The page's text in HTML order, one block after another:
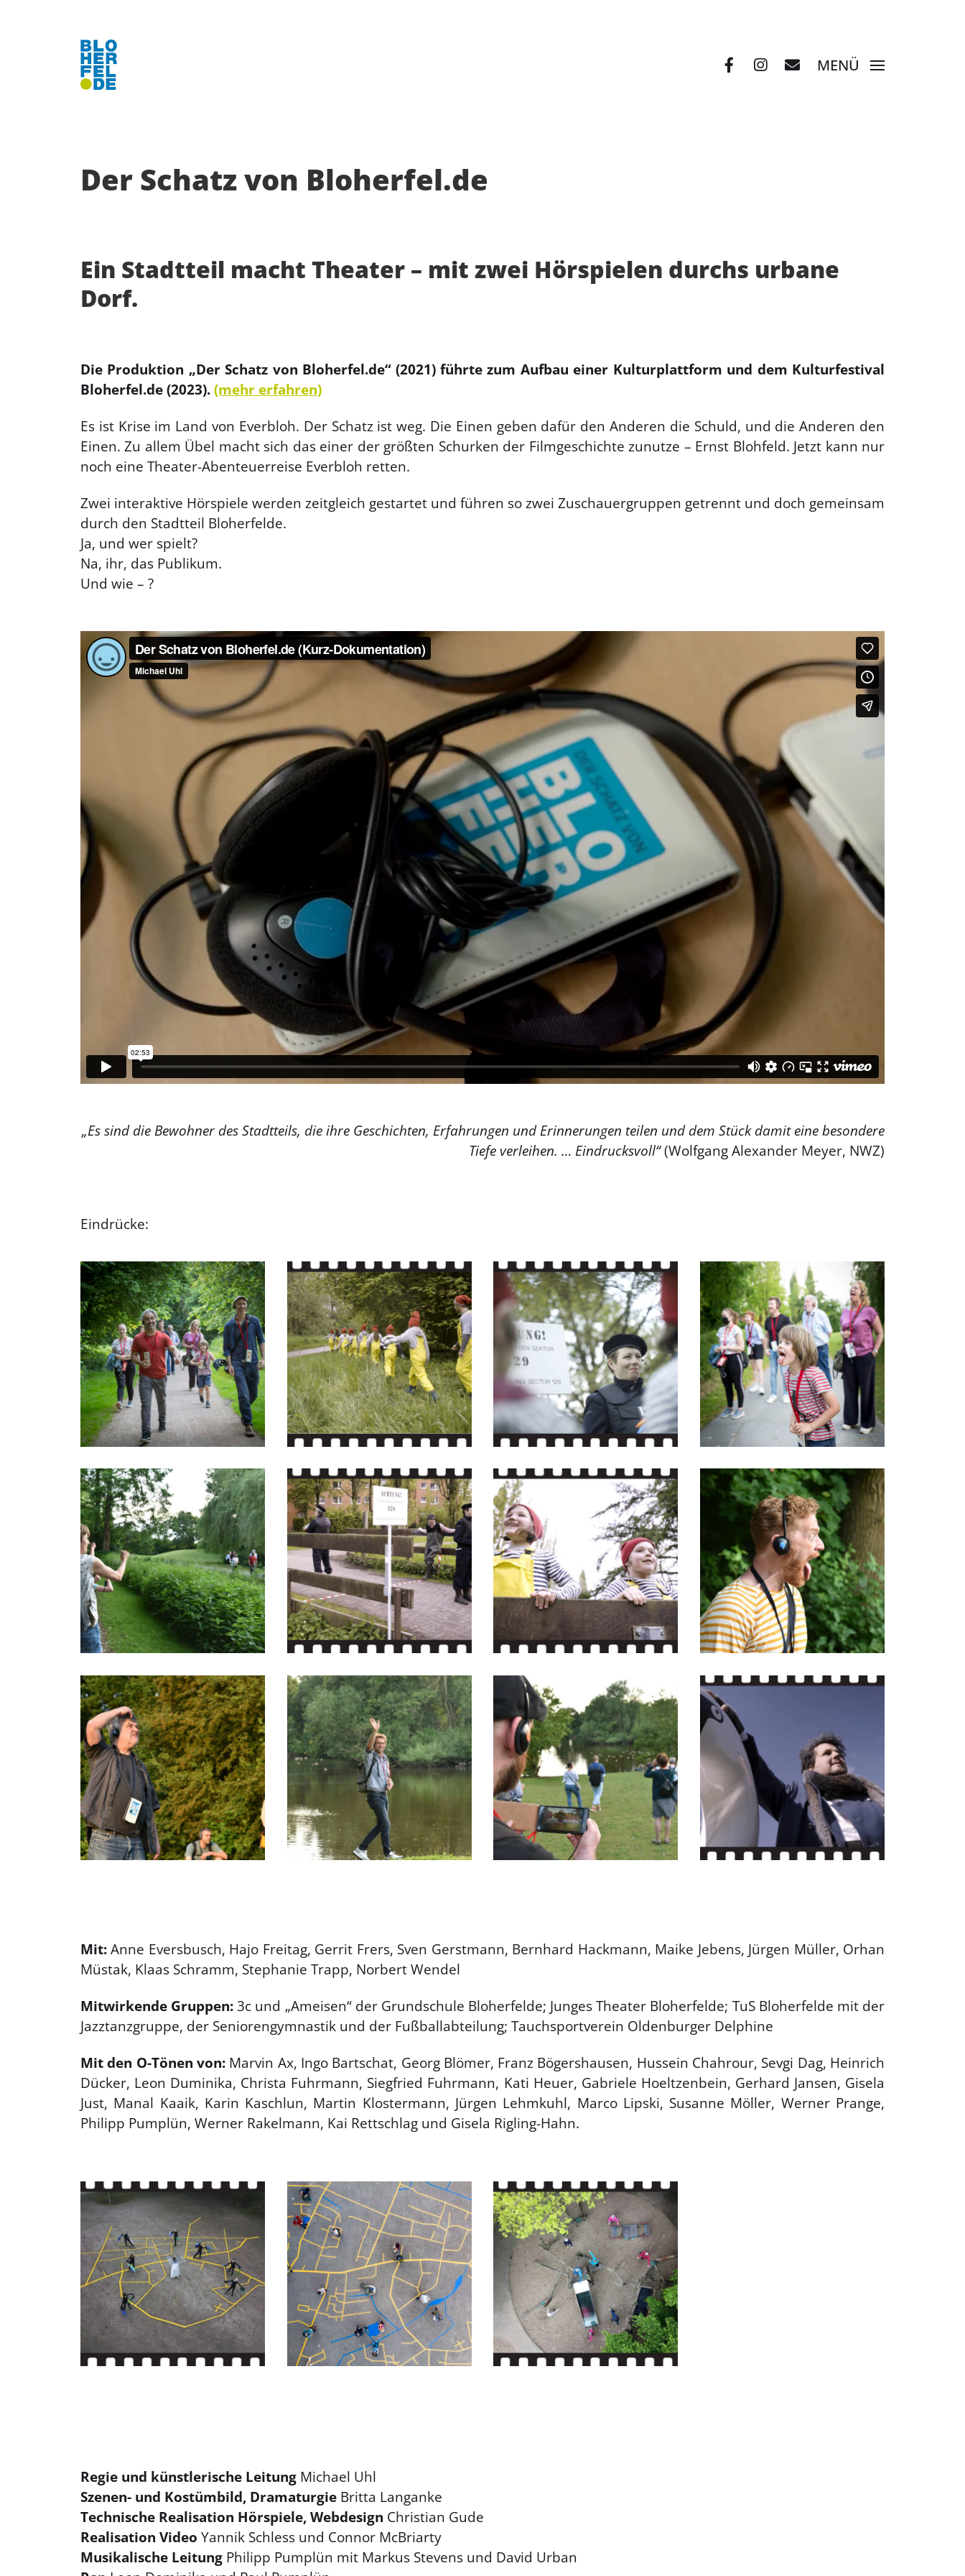
Ein Stadtteil macht Theater MENÜ
Der Schatz von Bloherfel.de
Ein Stadtteil macht Theater – mit zwei Hörspielen durchs urbane
Dorf.
Die Produktion „Der Schatz von Bloherfel.de“ (2021) führte zum Aufbau einer Kulturplattform und dem Kulturfestival
Bloherfel.de (2023).(mehr erfahren)
Es ist Krise im Land von Everbloh. Der Schatz ist weg. Die Einen geben dafür den Anderen die Schuld, und die Anderen den
Einen. Zu allem Übel macht sich das einer der größten Schurken der Filmgeschichte zunutze – Ernst Blohfeld. Jetzt kann nur
noch eine Theater-Abenteuerreise Everbloh retten.
Zwei interaktive Hörspiele werden zeitgleich gestartet und führen so zwei Zuschauergruppen getrennt und doch gemeinsam
durch den Stadtteil Bloherfelde.
Ja, und wer spielt?
Na, ihr, das Publikum.
Und wie – ?
„Es sind die Bewohner des Stadtteils, die ihre Geschichten, Erfahrungen und Erinnerungen teilen und dem Stück damit eine besondere
Tiefe verleihen. … Eindrucksvoll“(Wolfgang Alexander Meyer, NWZ)
Eindrücke:
Mit:Anne Eversbusch, Hajo Freitag, Gerrit Frers, Sven Gerstmann, Bernhard Hackmann, Maike Jebens, Jürgen Müller, Orhan
Müstak, Klaas Schramm, Stephanie Trapp, Norbert Wendel
Mitwirkende Gruppen:3c und „Ameisen“ der Grundschule Bloherfelde; Junges Theater Bloherfelde; TuS Bloherfelde mit der
Jazztanzgruppe, der Seniorengymnastik und der Fußballabteilung; Tauchsportverein Oldenburger Delphine
Mit den O-Tönen von:Marvin Ax, Ingo Bartschat, Georg Blömer, Franz Bögershausen, Hussein Chahrour, Sevgi Dag, Heinrich
Dücker, Leon Duminika, Christa Fuhrmann, Siegfried Fuhrmann, Kati Heuer, Gabriele Hoeltzenbein, Gerhard Jansen, Gisela
Just, Manal Kaaik, Karin Kaschlun, Martin Klostermann, Jürgen Lehmkuhl, Marco Lipski, Susanne Möller, Werner Prange,
Philipp Pumplün, Werner Rakelmann, Kai Rettschlag und Gisela Rigling-Hahn.
Regie und künstlerische Leitung Michael Uhl
Szenen- und Kostümbild, Dramaturgie Britta Langanke
Technische Realisation Hörspiele, Webdesign Christian Gude
Realisation Video Yannik Schless und Connor McBriarty
Musikalische Leitung Philipp Pumplün mit Markus Stevens und David Urban